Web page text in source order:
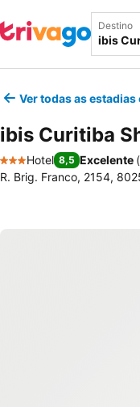
Destino
Ver todas as
ibis Curitiba
3 Estrelas
Hotel 8,5 Excelente (
R. Brig. Franco, 2154,